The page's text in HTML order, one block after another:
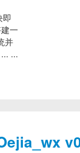
即
一
并
...